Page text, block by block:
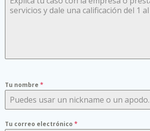
Tu nombre *
Tu correo electrónico *